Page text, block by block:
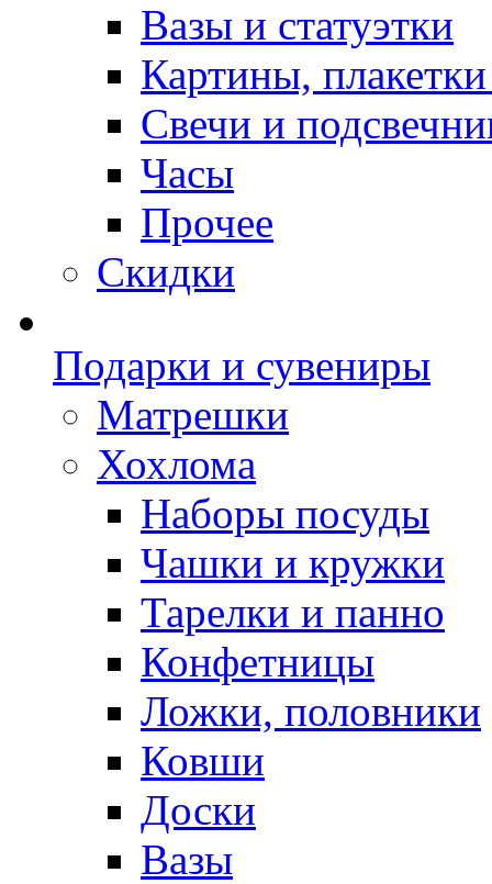
Вазы и статуэтки
Картины,
Свечи и
Часы
Прочее
Скидки
Подарки и сувениры
Матрешки
Хохлома
Наборы посуды
Чашки и кружки
Тарелки и панно
Конфетницы
Ложки, половники
Ковши
Доски
Вазы